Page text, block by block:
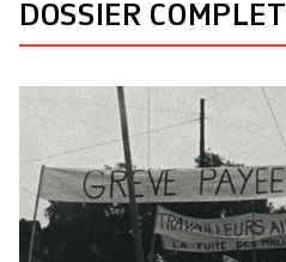
DOSSIER COMPLET